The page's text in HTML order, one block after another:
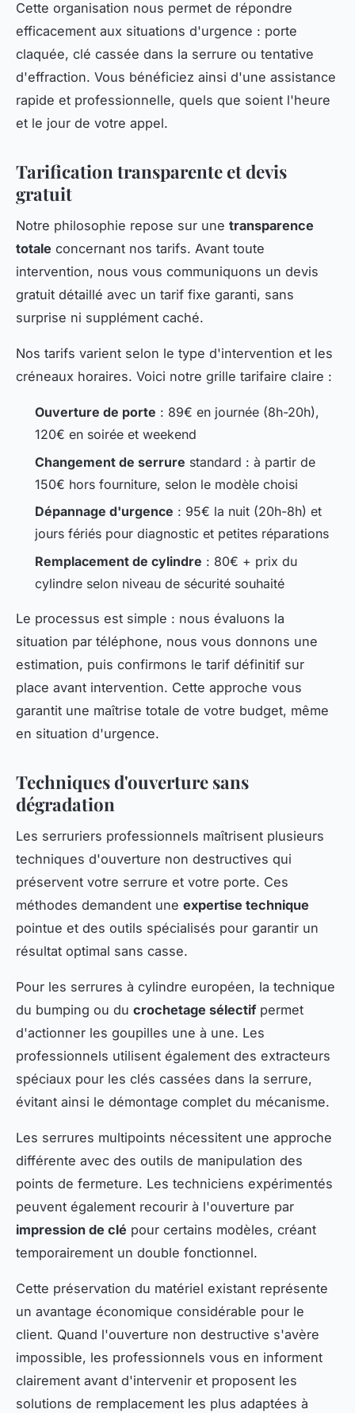
Cette organisation nous permet de répondre
efficacement aux situations d'urgence : porte
claquée, clé cassée dans la serrure ou tentative
d'effraction. Vous bénéficiez ainsi d'une assistance
rapide et professionnelle, quels que soient l'heure
et le jour de votre appel.
Tarification transparente et devis
gratuit
Notre philosophie repose sur une transparence
totale concernant nos tarifs. Avant toute
intervention, nous vous communiquons un devis
gratuit détaillé avec un tarif fixe garanti, sans
surprise ni supplément caché.
Nos tarifs varient selon le type d'intervention et les
créneaux horaires. Voici notre grille tarifaire claire :
Ouverture de porte : 89€ en journée (8h-20h),
120€ en soirée et weekend
Changement de serrure standard : à partir de
150€ hors fourniture, selon le modèle choisi
Dépannage d'urgence : 95€ la nuit (20h-8h) et
jours fériés pour diagnostic et petites réparations
Remplacement de cylindre : 80€ + prix du
cylindre selon niveau de sécurité souhaité
Le processus est simple : nous évaluons la
situation par téléphone, nous vous donnons une
estimation, puis confirmons le tarif définitif sur
place avant intervention. Cette approche vous
garantit une maîtrise totale de votre budget, même
en situation d'urgence.
Techniques d'ouverture sans
dégradation
Les serruriers professionnels maîtrisent plusieurs
techniques d'ouverture non destructives qui
préservent votre serrure et votre porte. Ces
méthodes demandent une expertise technique
pointue et des outils spécialisés pour garantir un
résultat optimal sans casse.
Pour les serrures à cylindre européen, la technique
du bumping ou du crochetage sélectifpermet
d'actionner les goupilles une à une. Les
professionnels utilisent également des extracteurs
spéciaux pour les clés cassées dans la serrure,
évitant ainsi le démontage complet du mécanisme.
Les serrures multipoints nécessitent une approche
différente avec des outils de manipulation des
points de fermeture. Les techniciens expérimentés
peuvent également recourir à l'ouverture par
impression de clé pour certains modèles, créant
temporairement un double fonctionnel.
Cette préservation du matériel existant représente
un avantage économique considérable pour le
client. Quand l'ouverture non destructive s'avère
impossible, les professionnels vous en informent
clairement avant d'intervenir et proposent les
solutions de remplacement les plus adaptées à